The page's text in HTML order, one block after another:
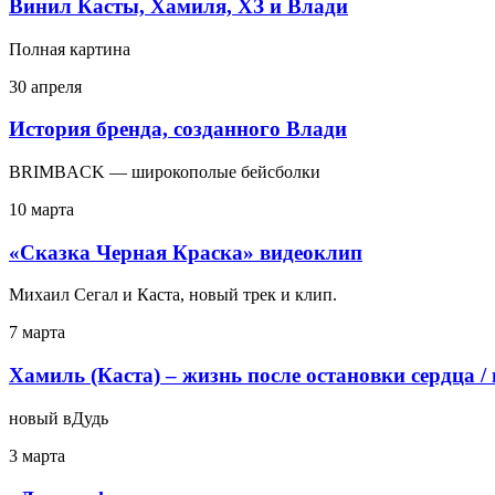
Винил Касты, Хамиля, ХЗ и Влади
Полная картина
30 апреля
История бренда, созданного Влади
BRIMBACK — широкополые бейсболки
10 марта
«Сказка Черная Краска» видеоклип
Михаил Сегал и Каста, новый трек и клип.
7 марта
Хамиль (Каста) – жизнь после остановки сердца /
новый вДудь
3 марта